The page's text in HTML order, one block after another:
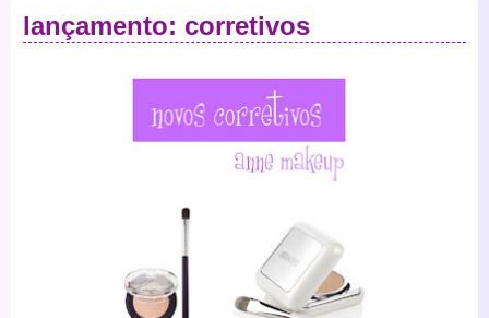
lançamento: corretivos